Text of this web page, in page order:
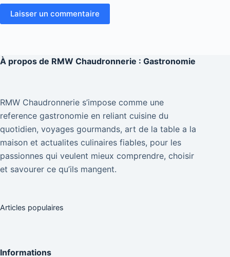
Laisser un commentaire
À propos de RMW Chaudronnerie : Gastronomie
RMW Chaudronnerie s’impose comme une
reference gastronomie en reliant cuisine du
quotidien, voyages gourmands, art de la table a la
maison et actualites culinaires fiables, pour les
passionnes qui veulent mieux comprendre, choisir
et savourer ce qu’ils mangent.
Articles populaires
Informations